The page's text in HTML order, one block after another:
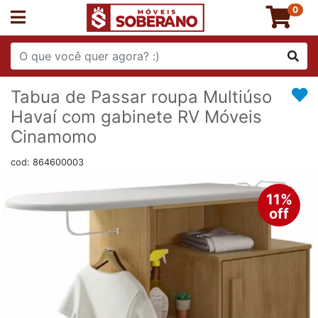
0
Tabua de Passar roupa Multiúso
Havaí com gabinete RV Móveis
Cinamomo
cod: 864600003
11%
off